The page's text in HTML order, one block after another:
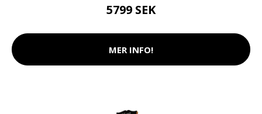
5799 SEK
MER INFO!